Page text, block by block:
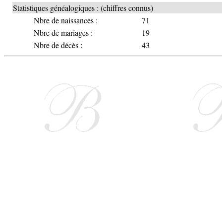
Statistiques généalogiques : (chiffres connus)
Nbre de naissances :
71
Nbre de mariages :
19
Nbre de décès :
43